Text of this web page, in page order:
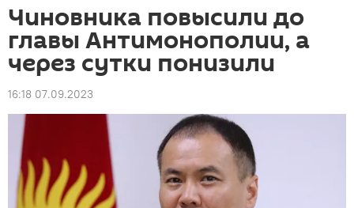
Чиновника повысили до
главы Антимонополии, а
через сутки понизили
16:18 07.09.2023